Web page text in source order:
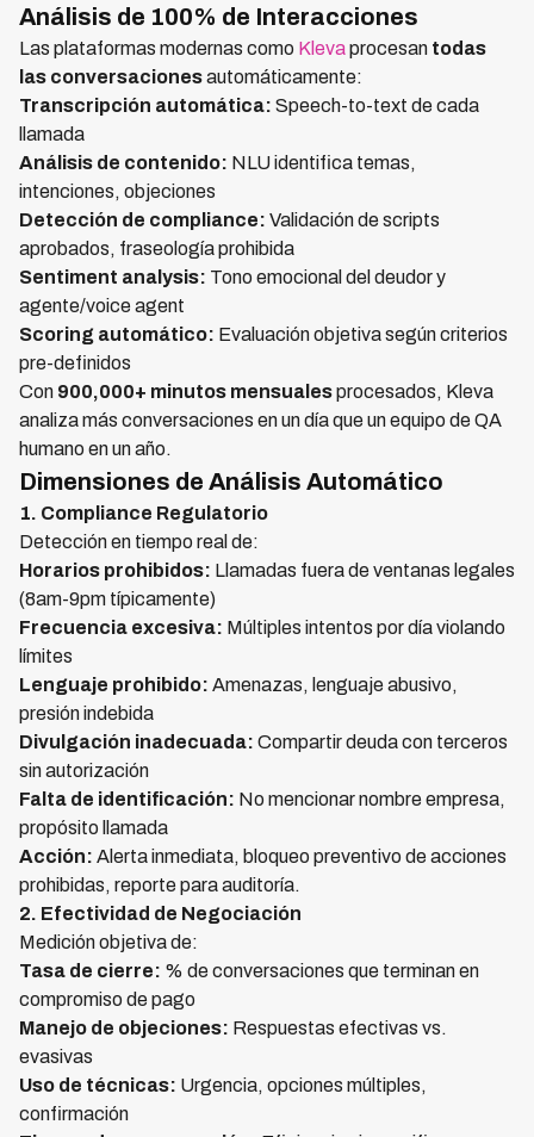
Análisis de 100% de Interacciones
Las plataformas modernas como Klevaprocesan todas
las conversacionesautomáticamente:
Transcripción automática: Speech-to-text de cada
llamada
Análisis de contenido: NLU identifica temas,
intenciones, objeciones
Detección de compliance: Validación de scripts
aprobados, fraseología prohibida
Sentiment analysis: Tono emocional del deudor y
agente/voice agent
Scoring automático: Evaluación objetiva según criterios
pre-definidos
Con 900,000+ minutos mensualesprocesados, Kleva
analiza más conversaciones en un día que un equipo de QA
humano en un año.
Dimensiones de Análisis Automático
1. Compliance Regulatorio
Detección en tiempo real de:
Horarios prohibidos: Llamadas fuera de ventanas legales
(8am-9pm típicamente)
Frecuencia excesiva: Múltiples intentos por día violando
límites
Lenguaje prohibido: Amenazas, lenguaje abusivo,
presión indebida
Divulgación inadecuada: Compartir deuda con terceros
sin autorización
Falta de identificación: No mencionar nombre empresa,
propósito llamada
Acción: Alerta inmediata, bloqueo preventivo de acciones
prohibidas, reporte para auditoría.
2. Efectividad de Negociación
Medición objetiva de:
Tasa de cierre: % de conversaciones que terminan en
compromiso de pago
Manejo de objeciones: Respuestas efectivas vs.
evasivas
Uso de técnicas: Urgencia, opciones múltiples,
confirmación